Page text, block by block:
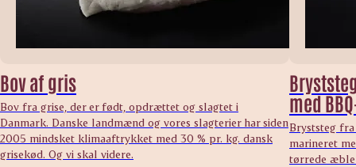
Bov af gris
Bov fra grise, der er født, opdrættet og slagtet i
Danmark. Danske landmænd og vores slagterier har siden
2005 mindsket klimaaftrykket med 30 % pr. kg. dansk
grisekød. Og vi skal videre.
med
Bryststeg
marineret
tørrede